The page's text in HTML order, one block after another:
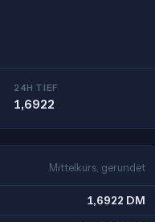
24H TIEF
1,6922
Mittelkurs, gerundet
1,6922 DM